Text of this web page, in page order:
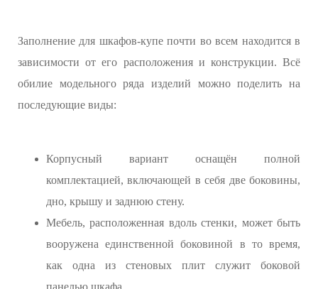
Заполнение для шкафов-купе почти во всем находится в
зависимости от его расположения и конструкции. Всё
обилие модельного ряда изделий можно поделить на
последующие виды:
Корпусный вариант оснащён полной
комплектацией, включающей в себя две боковины,
дно, крышу и заднюю стену.
Мебель, расположенная вдоль стенки, может быть
вооружена единственной боковиной в то время,
как одна из стеновых плит служит боковой